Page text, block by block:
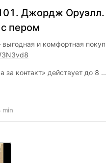
Джордж Оруэлл.
пером
выгодная и комфортная
за контакт» действует до 8 ...
min